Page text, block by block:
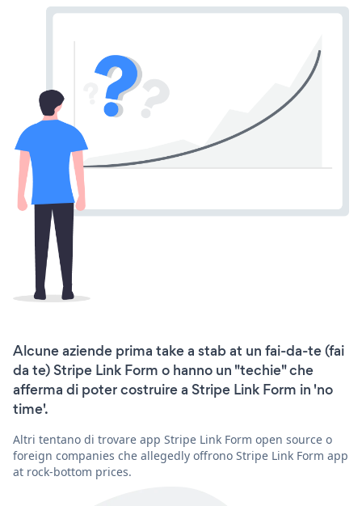
Alcune aziende prima take a stab at un fai-da-te (fai
da te) Stripe Link Form o hanno un "techie" che
afferma di poter costruire a Stripe Link Form in 'no
time'.
Altri tentano di trovare app Stripe Link Form open source o
foreign companies che allegedly offrono Stripe Link Form app
at rock-bottom prices.